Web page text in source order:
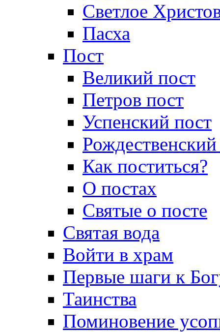
Светлое
Пасха
Пост
Великий пост
Петров пост
Успенский пост
Как поститься?
О постах
Святые о посте
Святая вода
Войти в храм
Первые шаги к
Таинства
Поминовение